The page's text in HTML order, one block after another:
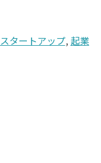
スタートアップ, 起業